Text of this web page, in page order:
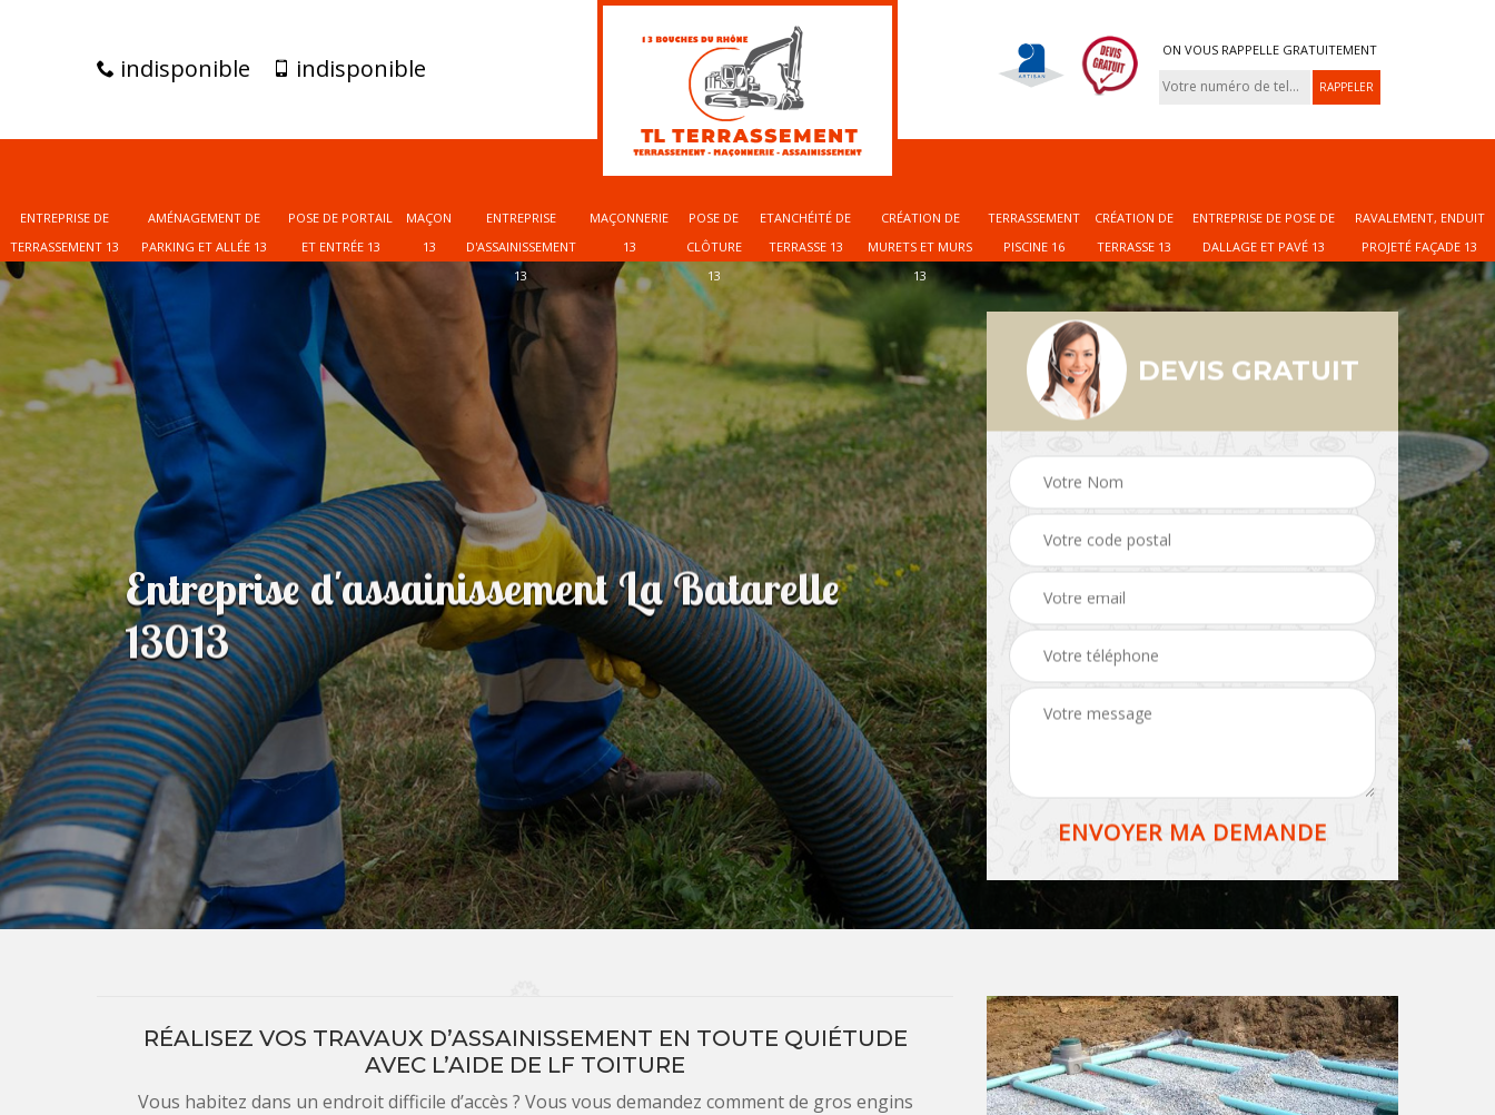
indisponible indisponible
ON VOUS RAPPELLE GRATUITEMENT
ENTREPRISE DE
TERRASSEMENT 13
AMÉNAGEMENT DE
PARKING ET ALLÉE 13
POSE DE PORTAIL
ET ENTRÉE 13
MAÇON
13
ENTREPRISE
D'ASSAINISSEMENT
13
MAÇONNERIE
13
POSE DE
CLÔTURE
13
ETANCHÉITÉ DE
TERRASSE 13
CRÉATION DE
MURETS ET MURS
13
TERRASSEMENT
PISCINE 16
CRÉATION DE
TERRASSE 13
ENTREPRISE DE POSE DE
DALLAGE ET PAVÉ 13
RAVALEMENT, ENDUIT
PROJETÉ FAÇADE 13
Entreprise d'assainissement La Batarelle
13013
DEVIS GRATUIT
RÉALISEZ VOS TRAVAUX D’ASSAINISSEMENT EN TOUTE QUIÉTUDE
AVEC L’AIDE DE LF TOITURE
Vous habitez dans un endroit difficile d’accès ? Vous vous demandez comment de gros engins